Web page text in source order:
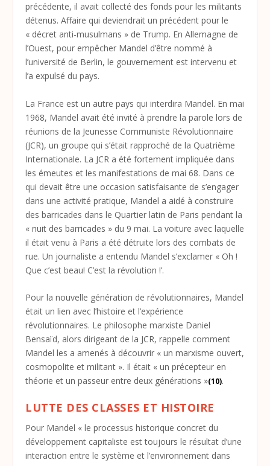
précédente, il avait collecté des fonds pour les militants
détenus. Affaire qui deviendrait un précédent pour le
« décret anti-musulmans » de Trump. En Allemagne de
l’Ouest, pour empêcher Mandel d’être nommé à
l’université de Berlin, le gouvernement est intervenu et
l’a expulsé du pays.
La France est un autre pays qui interdira Mandel. En mai
1968, Mandel avait été invité à prendre la parole lors de
réunions de la Jeunesse Communiste Révolutionnaire
(JCR), un groupe qui s’était rapproché de la Quatrième
Internationale. La JCR a été fortement impliquée dans
les émeutes et les manifestations de mai 68. Dans ce
qui devait être une occasion satisfaisante de s’engager
dans une activité pratique, Mandel a aidé à construire
des barricades dans le Quartier latin de Paris pendant la
« nuit des barricades » du 9 mai. La voiture avec laquelle
il était venu à Paris a été détruite lors des combats de
rue. Un journaliste a entendu Mandel s’exclamer « Oh !
Que c’est beau! C’est la révolution !’.
Pour la nouvelle génération de révolutionnaires, Mandel
était un lien avec l’histoire et l’expérience
révolutionnaires. Le philosophe marxiste Daniel
Bensaïd, alors dirigeant de la JCR, rappelle comment
Mandel les a amenés à découvrir « un marxisme ouvert,
cosmopolite et militant ». Il était « un précepteur en
théorie et un passeur entre deux générations »(10).
LUTTE DES CLASSES ET HISTOIRE
Pour Mandel « le processus historique concret du
développement capitaliste est toujours le résultat d’une
interaction entre le système et l’environnement dans